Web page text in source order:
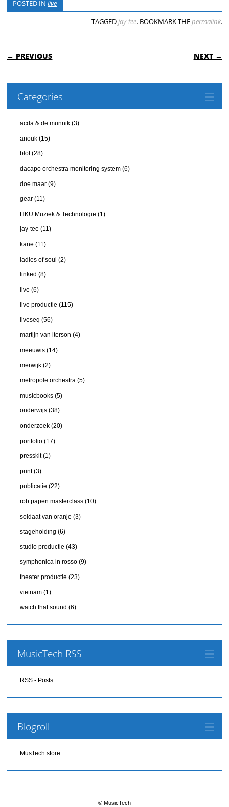
POSTED INlive
TAGGEDjay-tee. BOOKMARK THEpermalink.
POST NAVIGATION
← PREVIOUS NEXT →
Categories
acda & de munnik (3)
anouk (15)
blof(28)
dacapo orchestra monitoring system (6)
doe maar (9)
gear (11)
HKU Muziek & Technologie (1)
jay-tee (11)
kane (11)
ladies of soul (2)
linked (8)
live (6)
live productie (115)
liveseq (56)
martijn van iterson (4)
meeuwis (14)
merwijk (2)
metropole orchestra (5)
musicbooks (5)
onderwijs (38)
onderzoek (20)
portfolio (17)
presskit(1)
print(3)
publicatie (22)
rob papen masterclass (10)
soldaat van oranje (3)
stageholding (6)
studio productie (43)
symphonica in rosso (9)
theater productie (23)
vietnam (1)
watch that sound (6)
MusicTech RSS
RSS - Posts
Blogroll
MusTech store
© MusicTech